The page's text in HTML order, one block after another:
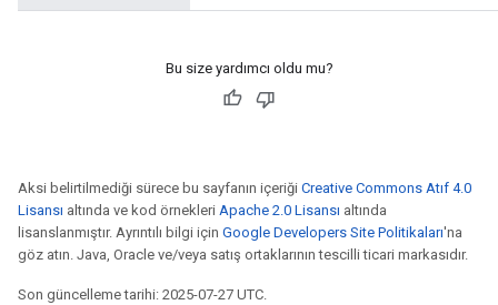
Bu size yardımcı oldu mu?
Aksi belirtilmediği sürece bu sayfanın içeriği Creative Commons Atıf 4.0
Lisansı altında ve kod örnekleri Apache 2.0 Lisansı altında
lisanslanmıştır. Ayrıntılı bilgi için Google Developers Site Politikaları'na
göz atın. Java, Oracle ve/veya satış ortaklarının tescilli ticari markasıdır.
Son güncelleme tarihi: 2025-07-27 UTC.